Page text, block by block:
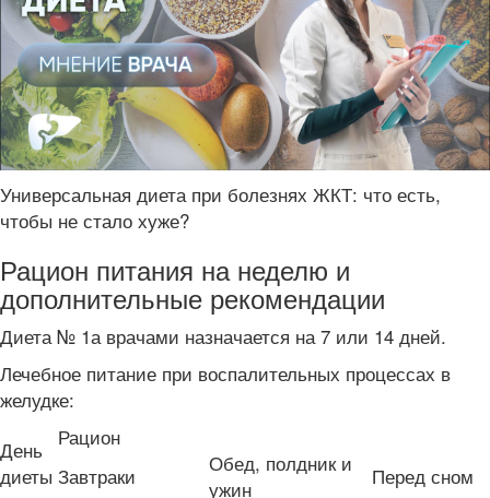
Универсальная диета при болезнях ЖКТ: что есть,
чтобы не стало хуже?
Рацион питания на неделю и
дополнительные рекомендации
Диета № 1а врачами назначается на 7 или 14 дней.
Лечебное питание при воспалительных процессах в
желудке:
День
диеты
Рацион
Завтраки
Обед, полдник и
ужин
Перед сном